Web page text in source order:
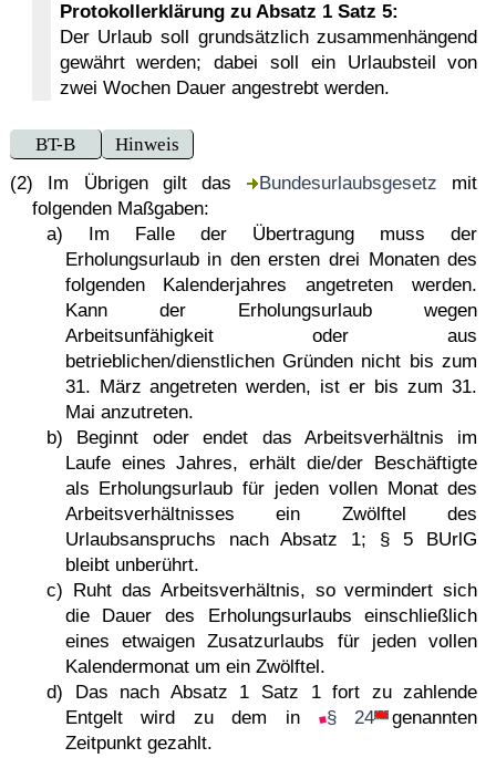
Protokollerklärung zu Absatz 1 Satz 5:
Der Urlaub soll grundsätzlich zusammenhängend
gewährt werden; dabei soll ein Urlaubsteil von
zwei Wochen Dauer angestrebt werden.
BT-B
Hinweis
(2) Im Übrigen gilt das
Bundesurlaubsgesetz mit
folgenden Maßgaben:
a) Im Falle der Übertragung muss der
Erholungsurlaub in den ersten drei Monaten des
folgenden Kalenderjahres angetreten werden.
Kann der Erholungsurlaub wegen
Arbeitsunfähigkeit oder aus
betrieblichen/dienstlichen Gründen nicht bis zum
31. März angetreten werden, ist er bis zum 31.
Mai anzutreten.
b) Beginnt oder endet das Arbeitsverhältnis im
Laufe eines Jahres, erhält die/der Beschäftigte
als Erholungsurlaub für jeden vollen Monat des
Arbeitsverhältnisses ein Zwölftel des
Urlaubsanspruchs nach Absatz 1; § 5 BUrlG
bleibt unberührt.
c) Ruht das Arbeitsverhältnis, so vermindert sich
die Dauer des Erholungsurlaubs einschließlich
eines etwaigen Zusatzurlaubs für jeden vollen
Kalendermonat um ein Zwölftel.
d) Das nach Absatz 1 Satz 1 fort zu zahlende
Entgelt wird zu dem in
§ 24
genannten
Zeitpunkt gezahlt.